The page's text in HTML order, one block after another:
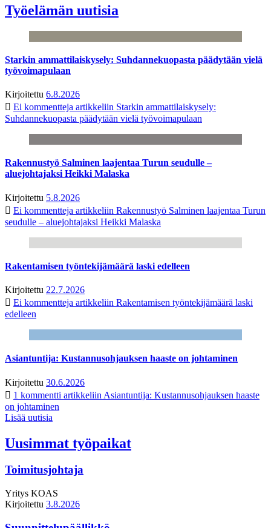
Työelämän uutisia
Starkin ammattilaiskysely: Suhdannekuopasta päädytään vielä
työvoimapulaan
Kirjoitettu 6.8.2026
Ei kommentteja artikkeliin Starkin ammattilaiskysely:
Suhdannekuopasta päädytään vielä työvoimapulaan
Rakennustyö Salminen laajentaa Turun seudulle –
aluejohtajaksi Heikki Malaska
Kirjoitettu 5.8.2026
Ei kommentteja artikkeliin Rakennustyö Salminen laajentaa Turun
seudulle – aluejohtajaksi Heikki Malaska
Rakentamisen työntekijämäärä laski edelleen
Kirjoitettu 22.7.2026
Ei kommentteja artikkeliin Rakentamisen työntekijämäärä laski
edelleen
Asiantuntija: Kustannusohjauksen haaste on johtaminen
Kirjoitettu 30.6.2026
1 kommentti artikkeliin Asiantuntija: Kustannusohjauksen haaste
on johtaminen
Lisää uutisia
Uusimmat työpaikat
Toimitusjohtaja
Yritys KOAS
Kirjoitettu 3.8.2026